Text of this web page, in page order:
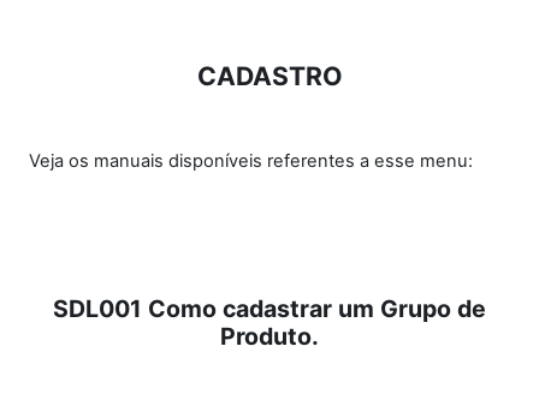
CADASTRO
Veja os manuais disponíveis referentes a esse menu:
SDL001 Como cadastrar um Grupo de
Produto.